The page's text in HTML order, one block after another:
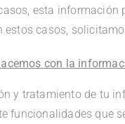
esta información
estos casos,
con la
y tratamiento de tu
funcionalidades que